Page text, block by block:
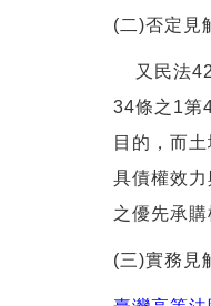
(二)否定見
又民法
34條之1第
目的，而
具債權效
之優先承
(三)實務見